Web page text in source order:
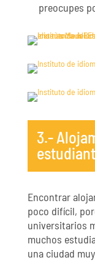
preocupes
3.-
Encontrar
poco difícil,
universitarios
muchos
una ciudad